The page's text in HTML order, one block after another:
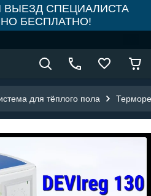
ВЫЕЗД СПЕЦИАЛИСТА
БЕСПЛАТНО!
для тёплого пола